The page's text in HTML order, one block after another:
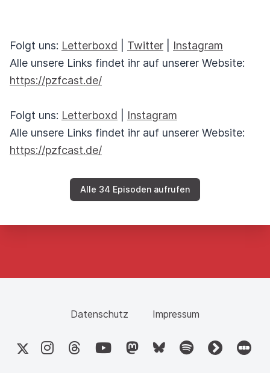
Folgt uns: Letterboxd Twitter
Instagram
Alle unsere Links findet ihr auf unserer Website:
https://pzfcast.de/
Folgt uns: Letterboxd
Instagram
Alle unsere Links findet ihr auf unserer Website:
https://pzfcast.de/
Alle 34 Episoden aufrufen
Datenschutz Impressum
X InstagramThreadsYouTubeMastodonBlueskySpotifyfyyd